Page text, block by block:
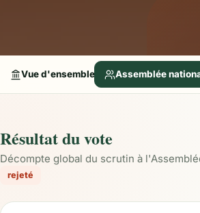
Vue d'ensemble Assemblée
Résultat du vote
Décompte global du scrutin à
rejeté